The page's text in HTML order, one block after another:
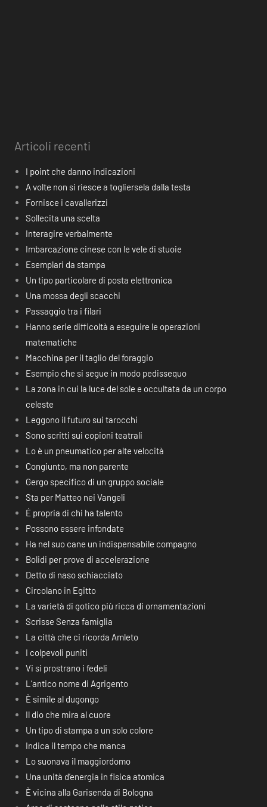
Articoli recenti
I point che danno indicazioni
A volte non si riesce a togliersela dalla testa
Fornisce i cavallerizzi
Sollecita una scelta
Interagire verbalmente
Imbarcazione cinese con le vele di stuoie
Esemplari da stampa
Un tipo particolare di posta elettronica
Una mossa degli scacchi
Passaggio tra i filari
Hanno serie difficoltà a eseguire le operazioni
matematiche
Macchina per il taglio del foraggio
Esempio che si segue in modo pedissequo
La zona in cui la luce del sole e occultata da un corpo
celeste
Leggono il futuro sui tarocchi
Sono scritti sui copioni teatrali
Lo è un pneumatico per alte velocità
Congiunto, ma non parente
Gergo specifico di un gruppo sociale
Sta per Matteo nei Vangeli
É propria di chi ha talento
Possono essere infondate
Ha nel suo cane un indispensabile compagno
Bolidi per prove di accelerazione
Detto di naso schiacciato
Circolano in Egitto
La varietà di gotico più ricca di ornamentazioni
Scrisse Senza famiglia
La città che ci ricorda Amleto
I colpevoli puniti
Vi si prostrano i fedeli
L’antico nome di Agrigento
È simile al dugongo
Il dio che mira al cuore
Un tipo di stampa a un solo colore
Indica il tempo che manca
Lo suonava il maggiordomo
Una unità d’energia in fisica atomica
È vicina alla Garisenda di Bologna